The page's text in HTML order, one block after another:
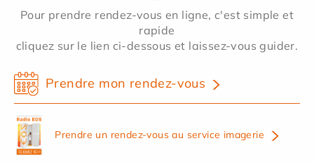
Pour prendre rendez-vous en ligne, c'est simple et
rapide
cliquez sur le lien ci-dessous et laissez-vous guider.
Prendre mon rendez-vous
Prendre un rendez-vous au service imagerie